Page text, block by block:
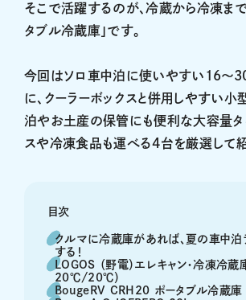
そこで活躍するのが、冷蔵から冷凍ま
タブル冷蔵庫」です。
今回はソロ車中泊に使いやすい16～
に、クーラーボックスと併用しやすい小
泊やお土産の保管にも便利な大容量タ
スや冷凍食品も運べる4台を厳選して紹
目次
クルマに冷蔵庫があれば、夏の車中泊
する！
LOGOS （野電）エレキャン・冷凍冷蔵
20℃/20℃）
BougeRV CRH20 ポータブル冷蔵庫